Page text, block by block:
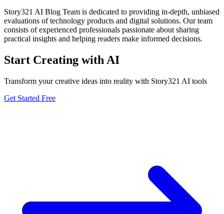
Story321 AI Blog Team is dedicated to providing in-depth, unbiased
evaluations of technology products and digital solutions. Our team
consists of experienced professionals passionate about sharing
practical insights and helping readers make informed decisions.
Start Creating with AI
Transform your creative ideas into reality with Story321 AI tools
Get Started Free